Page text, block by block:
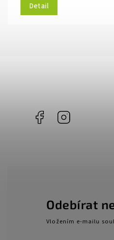
Detail
Facebook
Odebírat
Vložením e-mailu